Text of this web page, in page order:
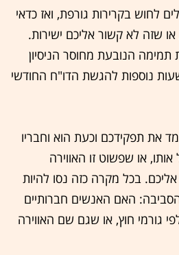
לחוש בקרירות גורפת, ואז כדאי
שזה לא קשור אליכם ישירות.
הנובעת מחוסר הניסיון
נוספות להגשת הדו"ח החודשי
את תפקידכם וכעת הוא וחבריו
או שפשוט זו האווירה
בכל מקרה כזה נסו להיות
הסביבה: האם האנשים חברותיים
גורמי חוץ, או שגם שם האווירה